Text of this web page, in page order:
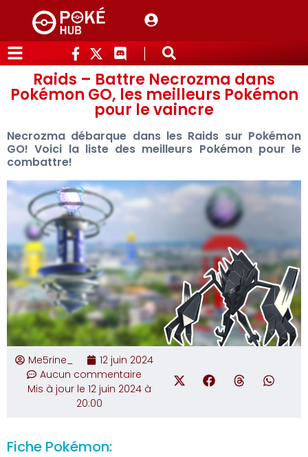
Raids – Battre Necrozma dans
Pokémon GO, les meilleurs Pokémon
pour le vaincre
Necrozma débarque dans les Raids sur Pokémon
GO! Voici la liste des meilleurs Pokémon pour le
combattre!
Me5rine_
12 juin 2024
Aucun commentaire
Mis à jour le 12 juin 2024 à
20:00
Fiche Pokémon: